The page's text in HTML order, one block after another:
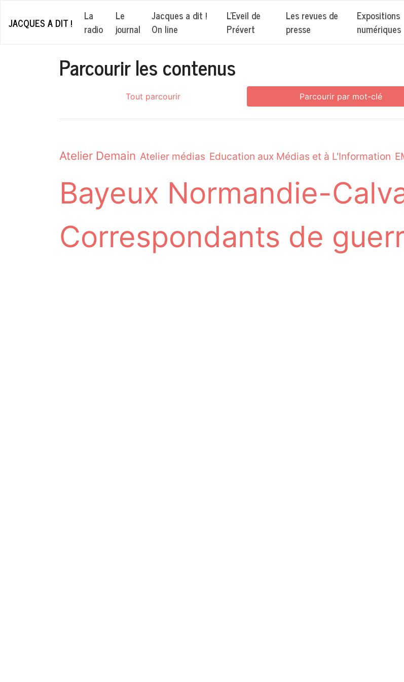
JACQUES A DIT !
La
radio
Le
journal
Jacques a dit !
On line
L'Eveil de
Prévert
Les revues de
presse
Expositions
numériques
Parcourir les contenus
Tout parcourir Parcourir par mot-clé
Atelier Demain Atelier médias Education aux Médias et à L'Information
Bayeux Normandie-
Correspondants de